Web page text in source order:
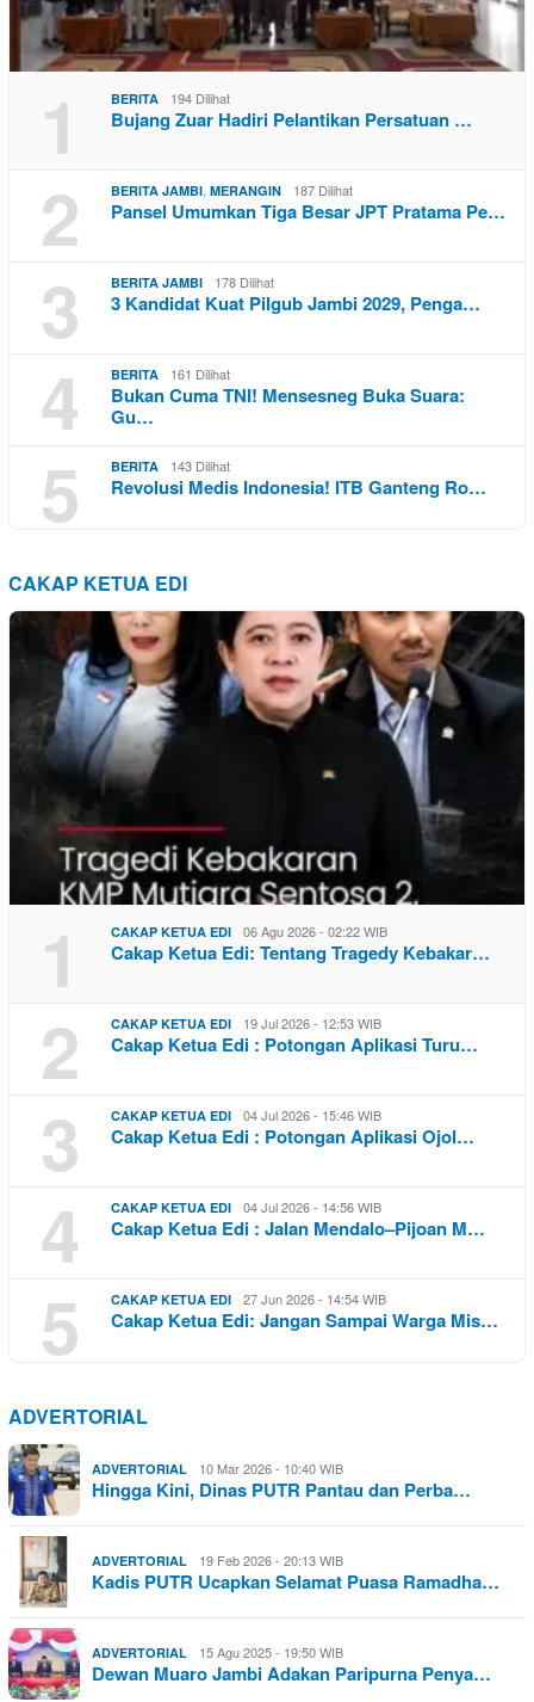
1 BERITA 194 Dilihat
Bujang Zuar Hadiri Pelantikan Persatuan …
2 BERITA JAMBI, MERANGIN 187 Dilihat
Pansel Umumkan Tiga Besar JPT Pratama Pe…
3 BERITA JAMBI 178 Dilihat
3 Kandidat Kuat Pilgub Jambi 2029, Penga…
4 BERITA 161 Dilihat
Bukan Cuma TNI! Mensesneg Buka Suara:
Gu…
5 BERITA 143 Dilihat
Revolusi Medis Indonesia! ITB Ganteng Ro…
CAKAP KETUA EDI
1 CAKAP KETUA EDI 06 Agu 2026 - 02:22 WIB
Cakap Ketua Edi: Tentang Tragedy Kebakar…
2 CAKAP KETUA EDI 19 Jul 2026 - 12:53 WIB
Cakap Ketua Edi : Potongan Aplikasi Turu…
3 CAKAP KETUA EDI 04 Jul 2026 - 15:46 WIB
Cakap Ketua Edi : Potongan Aplikasi Ojol…
4 CAKAP KETUA EDI 04 Jul 2026 - 14:56 WIB
Cakap Ketua Edi : Jalan Mendalo–Pijoan M…
5 CAKAP KETUA EDI 27 Jun 2026 - 14:54 WIB
Cakap Ketua Edi: Jangan Sampai Warga Mis…
ADVERTORIAL
ADVERTORIAL 10 Mar 2026 - 10:40 WIB
Hingga Kini, Dinas PUTR Pantau dan Perba…
ADVERTORIAL 19 Feb 2026 - 20:13 WIB
Kadis PUTR Ucapkan Selamat Puasa Ramadha…
ADVERTORIAL 15 Agu 2025 - 19:50 WIB
Dewan Muaro Jambi Adakan Paripurna Penya…